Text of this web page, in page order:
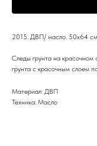
2015. ДВП/ масло. 50x64
Следы грунта на красочном
грунта с красочным слоем
Материал: ДВП
Техника: Масло